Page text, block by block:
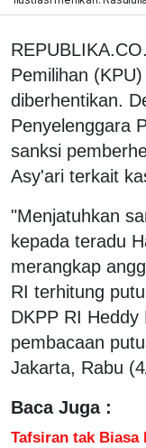
Pemilihan
diberhentikan.
Penyelenggara
sanksi
Asy'ari terkait
"Menjatuhkan
kepada teradu
merangkap
RI terhitung
DKPP RI Heddy
pembacaan
Jakarta, Rabu
Baca Juga :
Tafsiran tak Biasa